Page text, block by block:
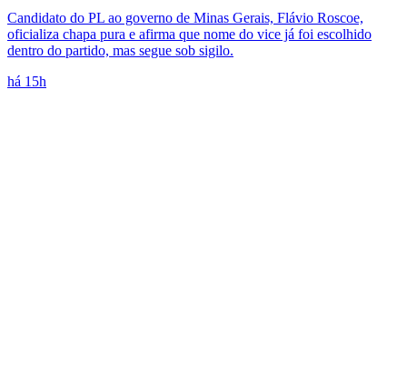
Candidato do PL ao governo de Minas Gerais, Flávio Roscoe,
oficializa chapa pura e afirma que nome do vice já foi escolhido
dentro do partido, mas segue sob sigilo.
há 15h